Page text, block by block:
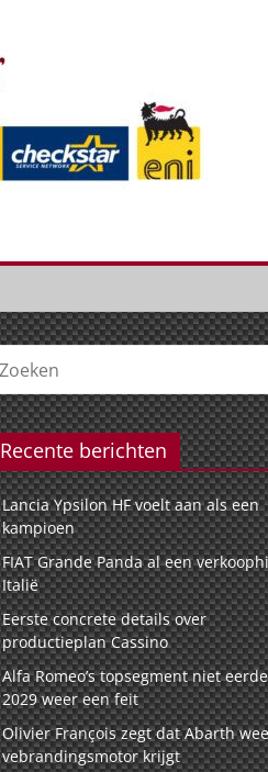
Recente berichten
Lancia Ypsilon HF voelt aan als een
kampioen
FIAT Grande Panda al een
Italië
Eerste concrete details over
productieplan Cassino
Alfa Romeo’s topsegment niet
2029 weer een feit
Olivier François zegt dat Abarth
vebrandingsmotor krijgt